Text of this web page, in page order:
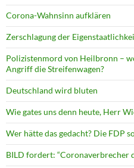
Corona-Wahnsinn aufklären
Zerschlagung der
Polizistenmord von Heilbronn –
Angriff die Streifenwagen?
Deutschland wird bluten
Wie gates uns denn heute, Herr
Wer hätte das gedacht? Die FDP
BILD fordert: “Coronaverbrecher